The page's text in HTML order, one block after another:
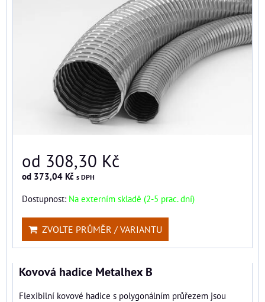
od 308,30 Kč
od 373,04 Kč s DPH
Dostupnost: Na externím skladě (2-5 prac. dní)
ZVOLTE PRŮMĚR / VARIANTU
Kovová hadice Metalhex B
Flexibilní kovové hadice s polygonálním průřezem jsou